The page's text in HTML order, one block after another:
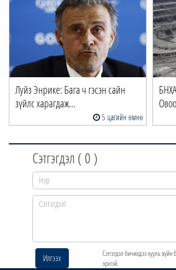
Луйз Энрике: Бага ч гэсэн сайн
зүйлс харагдаж…
5 цагийн өмнө
Сэтгэгдэл ( 0 )
Илгээх
Сэтгэгдэл бичихдээ хууль
эрхтэй.